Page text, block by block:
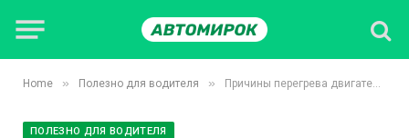
Home » Полезно для водителя » Причины перегрева двигателя и экстренные действия водителя на дороге
ПОЛЕЗНО ДЛЯ ВОДИТЕЛЯ